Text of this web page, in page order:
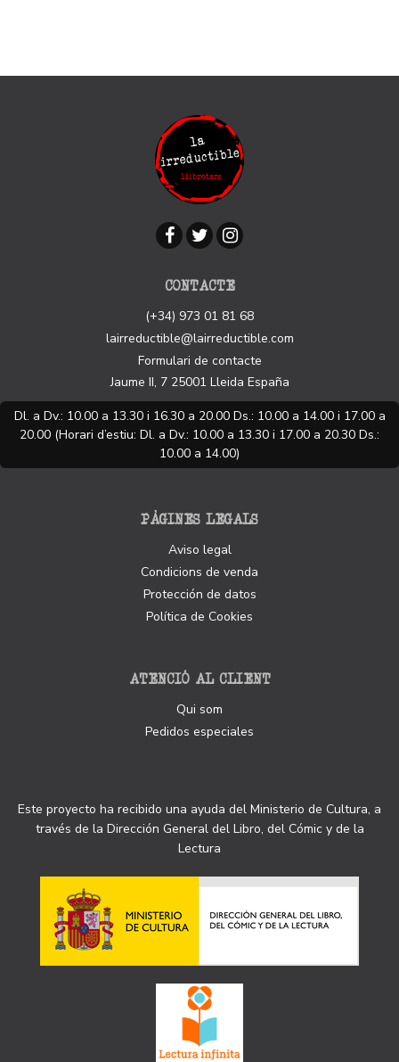
CONTACTE
(+34) 973 01 81 68
lairreductible@lairreductible.com
Formulari de contacte
Jaume II, 7 25001 Lleida España
Dl. a Dv.: 10.00 a 13.30 i 16.30 a 20.00 Ds.: 10.00 a 14.00 i 17.00 a
20.00 (Horari d’estiu: Dl. a Dv.: 10.00 a 13.30 i 17.00 a 20.30 Ds.:
10.00 a 14.00)
PÀGINES LEGALS
Aviso legal
Condicions de venda
Protección de datos
Política de Cookies
ATENCIÓ AL CLIENT
Qui som
Pedidos especiales
Este proyecto ha recibido una ayuda del Ministerio de Cultura, a
través de la Dirección General del Libro, del Cómic y de la
Lectura